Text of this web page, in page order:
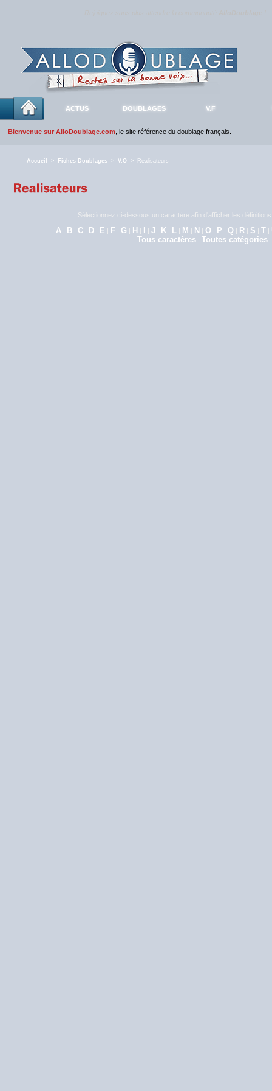
ACTUS DOUBLAGES V.F
Bienvenue sur AlloDoublage.com , le site référence du doublage français.
Accueil > Fiches Doublages > V.O > Realisateurs
Sélectionnez ci-dessous un caractère afin d'afficher les
A | B | C | D | E | F | G | H | I |J | K | L | M | N | O | P | Q | R | S | T |
Tous caractères | Toutes catégories